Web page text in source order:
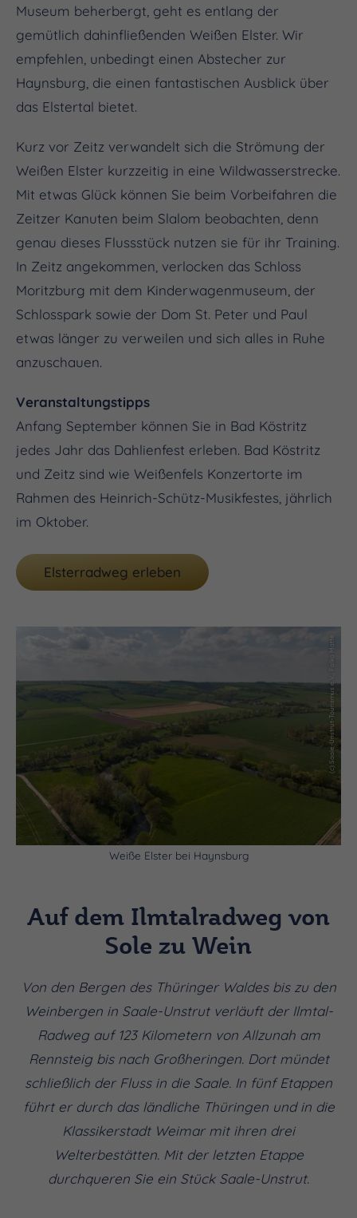
Museum beherbergt, geht es entlang der
gemütlich dahinfließenden Weißen Elster. Wir
empfehlen, unbedingt einen Abstecher zur
Haynsburg, die einen fantastischen Ausblick über
das Elstertal bietet.
Kurz vor Zeitz verwandelt sich die Strömung der
Weißen Elster kurzzeitig in eine Wildwasserstrecke.
Mit etwas Glück können Sie beim Vorbeifahren die
Zeitzer Kanuten beim Slalom beobachten, denn
genau dieses Flussstück nutzen sie für ihr Training.
In Zeitz angekommen, verlocken das Schloss
Moritzburg mit dem Kinderwagenmuseum, der
Schlosspark sowie der Dom St. Peter und Paul
etwas länger zu verweilen und sich alles in Ruhe
anzuschauen.
Veranstaltungstipps
Anfang September können Sie in Bad Köstritz
jedes Jahr das Dahlienfest erleben. Bad Köstritz
und Zeitz sind wie Weißenfels Konzertorte im
Rahmen des Heinrich-Schütz-Musikfestes, jährlich
im Oktober.
Elsterradweg erleben
(c) Saale-Unstrut-Tourismus e.V., Falko Matte
Weiße Elster bei Haynsburg
Auf dem Ilmtalradweg von
Sole zu Wein
Von den Bergen des Thüringer Waldes bis zu den
Weinbergen in Saale-Unstrut verläuft der Ilmtal-
Radweg auf 123 Kilometern von Allzunah am
Rennsteig bis nach Großheringen. Dort mündet
schließlich der Fluss in die Saale. In fünf Etappen
führt er durch das ländliche Thüringen und in die
Klassikerstadt Weimar mit ihren drei
Welterbestätten. Mit der letzten Etappe
durchqueren Sie ein Stück Saale-Unstrut.